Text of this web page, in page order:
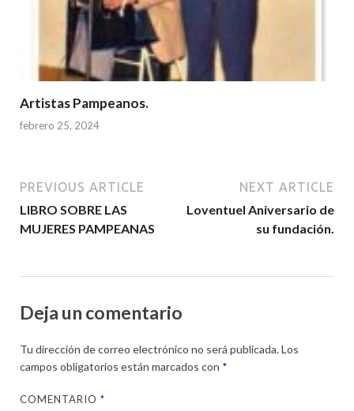
Artistas Pampeanos.
febrero 25, 2024
PREVIOUS ARTICLE
LIBRO SOBRE LAS
MUJERES PAMPEANAS
NEXT ARTICLE
Loventuel Aniversario de
su fundación.
Deja un comentario
Tu dirección de correo electrónico no será publicada.Los
campos obligatorios están marcados con *
COMENTARIO*